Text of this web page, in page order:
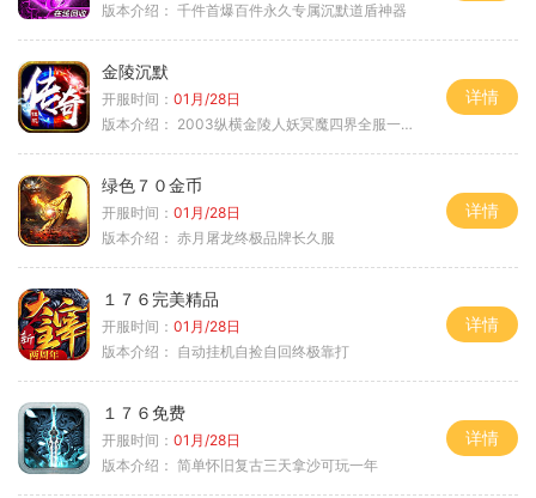
版本介绍： 千件首爆百件永久专属沉默道盾神器
金陵沉默
开服时间： 01月/28日
版本介绍： 2003纵横金陵人妖冥魔四界全服一切靠
详情
绿色７０金币
开服时间： 01月/28日
版本介绍： 赤月屠龙终极品牌长久服
详情
１７６完美精品
开服时间： 01月/28日
版本介绍： 自动挂机自捡自回终极靠打
详情
１７６免费
开服时间： 01月/28日
版本介绍： 简单怀旧复古三天拿沙可玩一年
详情